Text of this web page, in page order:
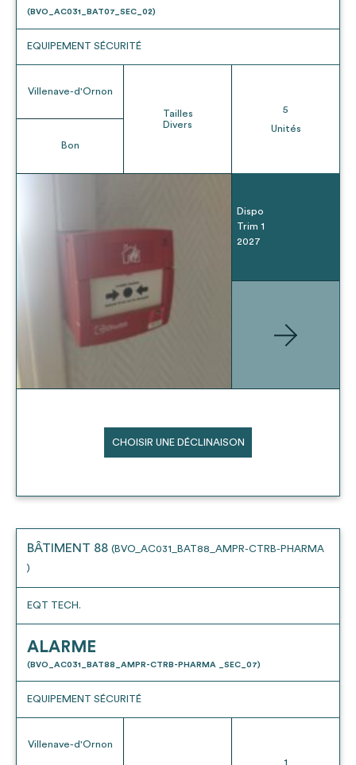
(BVO_AC031_BAT07_SEC_02)
EQUIPEMENT SÉCURITÉ
Villenave-d'Ornon
Bon
Tailles
Divers
5
Unités
Dispo
Trim 1
2027
CHOISIR UNE DÉCLINAISON
BÂTIMENT 88 (BVO_AC031_BAT88_AMPR-CTRB-PHARMA
)
EQT TECH.
ALARME
(BVO_AC031_BAT88_AMPR-CTRB-PHARMA _SEC_07)
EQUIPEMENT SÉCURITÉ
Villenave-d'Ornon
1